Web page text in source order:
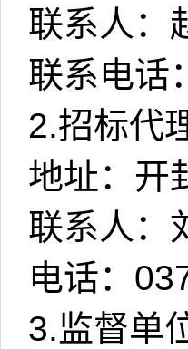
联系人：
联系电话：
2.招标代
地址：开
联系人：
电话：
3.监督单